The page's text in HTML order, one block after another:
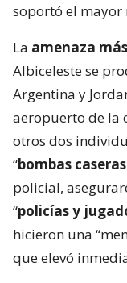
soportó el mayor
La amenaza
Albiceleste se
Argentina y
aeropuerto de la
otros dos
“bombas
policial,
“policías y
hicieron una
que elevó